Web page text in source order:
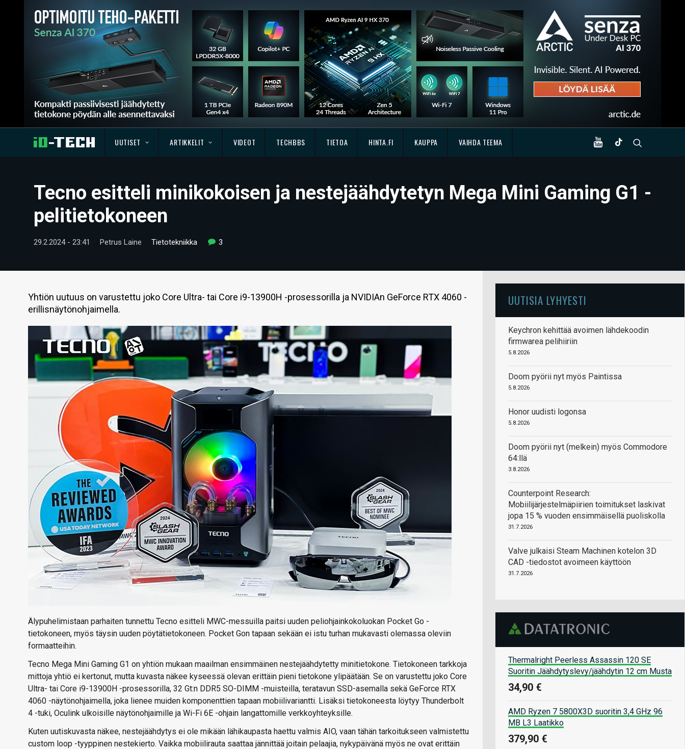
UUTISET ARTIKKELIT VIDEOT TECHBBS TIETOA HINTA.FI KAUPPA VAIHDA TEEMA
Tecno esitteli minikokoisen ja nestejäähdytetyn Mega Mini Gaming G1 -
pelitietokoneen
29.2.2024 - 23:41 Petrus Laine Tietotekniikka 3
Yhtiön uutuus on varustettu joko Core Ultra- tai Core i9-13900H -prosessorilla ja NVIDIAn GeForce RTX 4060 -
erillisnäytönohjaimella.
Älypuhelimistaan parhaiten tunnettu Tecno esitteli MWC-messuilla paitsi uuden peliohjainkokoluokan Pocket Go -
tietokoneen, myös täysin uuden pöytätietokoneen. Pocket Gon tapaan sekään ei istu turhan mukavasti olemassa oleviin
formaatteihin.
Tecno Mega Mini Gaming G1 on yhtiön mukaan maailman ensimmäinen nestejäähdytetty minitietokone. Tietokoneen tarkkoja
mittoja yhtiö ei kertonut, mutta kuvasta näkee kyseessä olevan erittäin pieni tietokone ylipäätään. Se on varustettu joko Core
Ultra- tai Core i9-13900H -prosessorilla, 32 Gt:n DDR5 SO-DIMM -muisteilla, teratavun SSD-asemalla sekä GeForce RTX
4060 -näytönohjaimella, joka lienee muiden komponenttien tapaan mobiilivariantti. Lisäksi tietokoneesta löytyy Thunderbolt
4 -tuki, Oculink ulkoisille näytönohjaimille ja Wi-Fi 6E -ohjain langattomille verkkoyhteyksille.
Kuten uutiskuvasta näkee, nestejäähdytys ei ole mikään lähikaupasta haettu valmis AIO, vaan tähän tarkoitukseen valmistettu
custom loop -tyyppinen nestekierto. Vaikka mobiilirauta saattaa jännittää joitain pelaajia, nykypäivänä myös ne ovat erittäin
UUTISIA LYHYESTI
Keychron kehittää avoimen lähdekoodin
firmwarea pelihiiriin
5.8.2026
Doom pyörii nyt myös Paintissa
5.8.2026
Honor uudisti logonsa
5.8.2026
Doom pyörii nyt (melkein) myös Commodore
64:llä
3.8.2026
Counterpoint Research:
Mobiilijärjestelmäpiirien toimitukset laskivat
jopa 15 % vuoden ensimmäisellä puoliskolla
31.7.2026
Valve julkaisi Steam Machinen kotelon 3D
CAD -tiedostot avoimeen käyttöön
31.7.2026
Thermalright Peerless Assassin 120 SE
Suoritin Jäähdytyslevy/jäähdytin 12 cm Musta
34,90 €
AMD Ryzen 7 5800X3D suoritin 3,4 GHz 96
MB L3 Laatikko
379,90 €